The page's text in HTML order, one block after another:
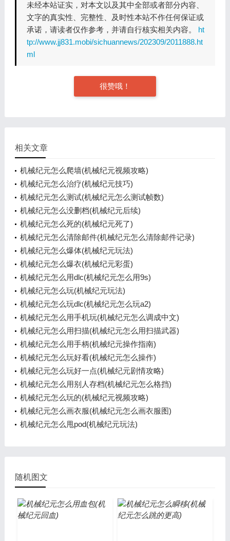
未经本站证实，对本文以及其中全部或者部分内容、
文字的真实性、完整性、及时性本站不作任何保证或
承诺，请读者仅作参考，并请自行核实相关内容。 ht
tp://www.jj831.mobi/sichuannews/202309/2011888.ht
ml
很赞哦！
相关文章
机械纪元怎么爬墙(机械纪元视频攻略)
机械纪元怎么治疗(机械纪元技巧)
机械纪元怎么测试(机械纪元怎么测试帧数)
机械纪元怎么没删档(机械纪元后续)
机械纪元怎么死的(机械纪元死了)
机械纪元怎么清除邮件(机械纪元怎么清除邮件记录)
机械纪元怎么爆体(机械纪元玩法)
机械纪元怎么爆衣(机械纪元彩蛋)
机械纪元怎么用dlc(机械纪元怎么用9s)
机械纪元怎么玩(机械纪元玩法)
机械纪元怎么玩dlc(机械纪元怎么玩a2)
机械纪元怎么用手机玩(机械纪元怎么调成中文)
机械纪元怎么用扫描(机械纪元怎么用扫描武器)
机械纪元怎么用手柄(机械纪元操作指南)
机械纪元怎么玩好看(机械纪元怎么操作)
机械纪元怎么玩好一点(机械纪元剧情攻略)
机械纪元怎么用别人存档(机械纪元怎么格挡)
机械纪元怎么玩的(机械纪元视频攻略)
机械纪元怎么画衣服(机械纪元怎么画衣服图)
机械纪元怎么甩pod(机械纪元玩法)
随机图文